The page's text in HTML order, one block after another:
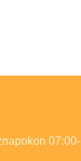
07:00-